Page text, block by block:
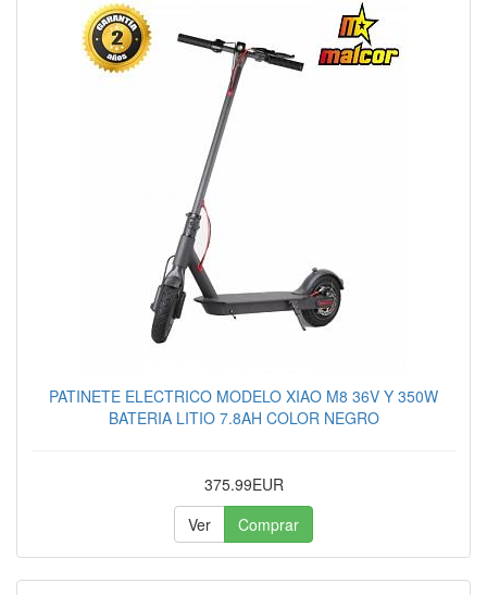
PATINETE ELECTRICO MODELO XIAO M8 36V Y 350W
BATERIA LITIO 7.8AH COLOR NEGRO
375.99EUR
Ver
Comprar